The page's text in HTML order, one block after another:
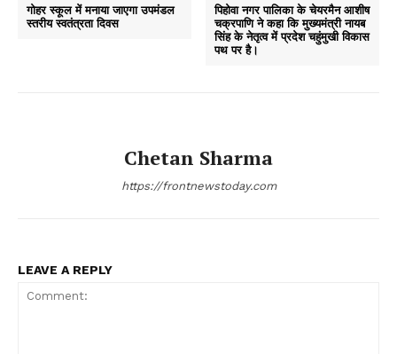
गोहर स्कूल में मनाया जाएगा उपमंडल
स्तरीय स्वतंत्रता दिवस
पिहोवा नगर पालिका के चेयरमैन आशीष
चक्रपाणि ने कहा कि मुख्यमंत्री नायब
सिंह के नेतृत्व में प्रदेश चहुंमुखी विकास
पथ पर है।
Chetan Sharma
https://frontnewstoday.com
LEAVE A REPLY